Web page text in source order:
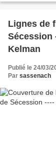
Lignes de
Sécession
Kelman
Publié le 24/03/
Par sassenach